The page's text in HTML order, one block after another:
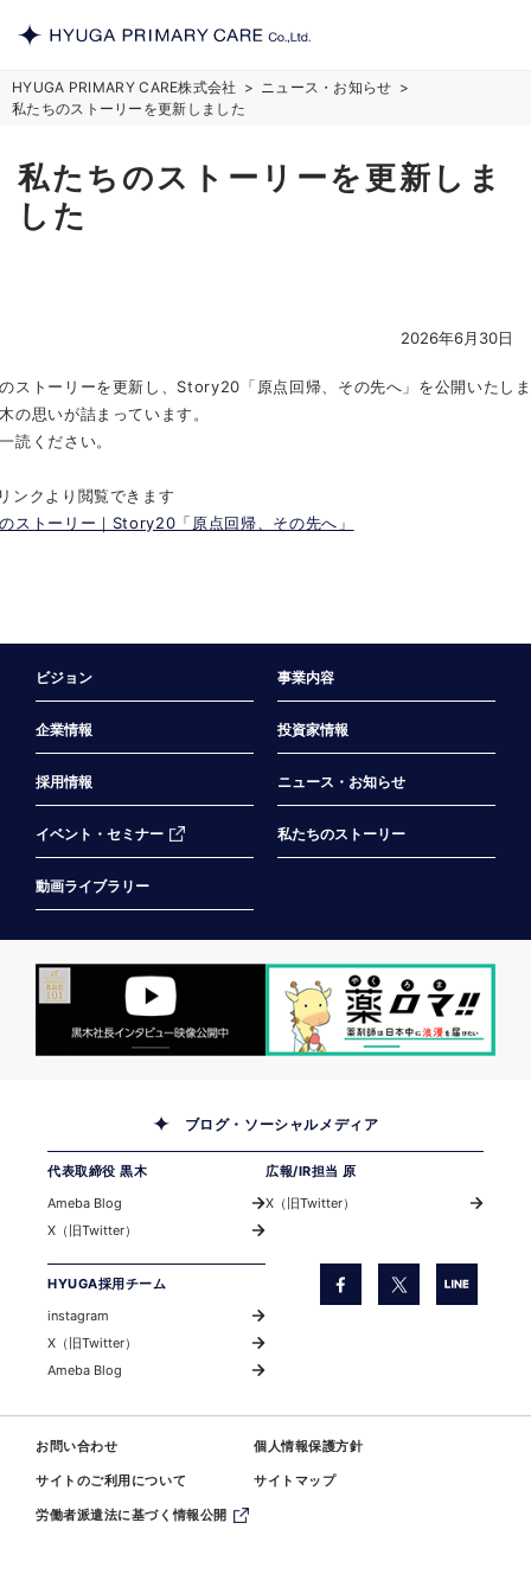
HYUGA PRIMARY CARE株式会社
ニュース・お知らせ
私たちのストーリーを更新しました
私たちのストーリーを更新しま
した
2026年6月30日
ストーリーを更新し、Story20「原点回帰、その先へ」を公開いたし
の思いが詰まっています。
読ください。
ンクより閲覧できます
ストーリー｜Story20「原点回帰、その先へ」
ビジョン 事業内容
企業情報 投資家情報
採用情報 ニュース・お知らせ
イベント・セミナー 私たちのストーリー
動画ライブラリー
ブログ・ソーシャルメディア
代表取締役 黒木
Ameba Blog
X（旧Twitter）
広報/IR担当 原
X（旧Twitter）
HYUGA採用チーム
instagram
X（旧Twitter）
Ameba Blog
お問い合わせ 個人情報保護方針
サイトのご利用について サイトマップ
労働者派遣法に基づく情報公開